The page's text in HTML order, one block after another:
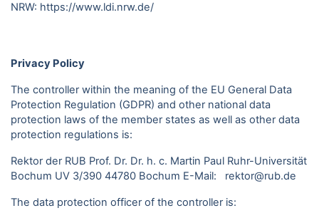
NRW: https://www.ldi.nrw.de/
Privacy Policy
The controller within the meaning of the EU General Data
Protection Regulation (GDPR) and other national data
protection laws of the member states as well as other data
protection regulations is:
Rektor der RUB Prof. Dr. Dr. h. c. Martin Paul Ruhr-Universität
Bochum UV 3/390 44780 Bochum E-Mail: rektor@rub.de
The data protection officer of the controller is: